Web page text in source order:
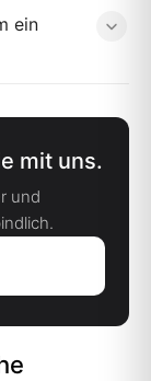
ein
mit uns.
und